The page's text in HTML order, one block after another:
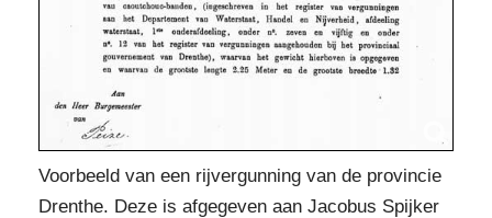
Voorbeeld van een rijvergunning van de provincie
Drenthe. Deze is afgegeven aan Jacobus Spijker